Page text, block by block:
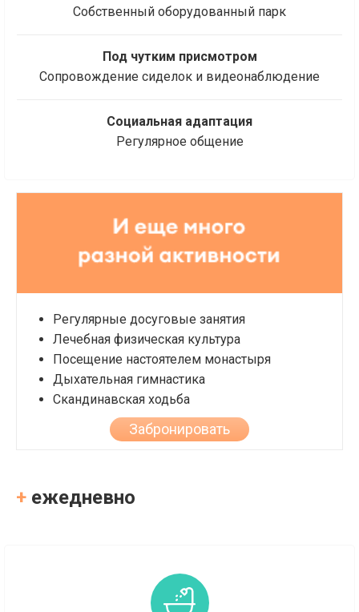
Собственный оборудованный парк
Под чутким присмотром
Сопровождение сиделок и видеонаблюдение
Социальная адаптация
Регулярное общение
Регулярные досуговые занятия
Лечебная физическая культура
Посещение настоятелем монастыря
Дыхательная гимнастика
Скандинавская ходьба
Забронировать
+ ежедневно